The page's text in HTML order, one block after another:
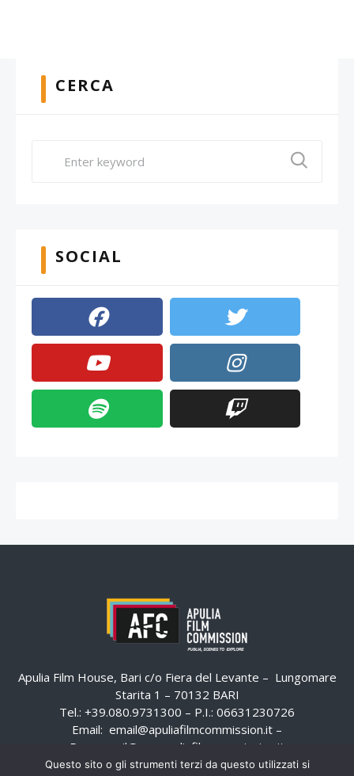
CERCA
SOCIAL
Apulia Film House, Bari c/o Fiera del Levante – Lungomare
Starita 1 – 70132 BARI
Tel.: +39.080.9731300 – P.I.: 06631230726
Email: email@apuliafilmcommission.it –
Pec:
email@pec.apuliafilmcommission.it
Questo sito o gli strumenti terzi da questo utilizzati si